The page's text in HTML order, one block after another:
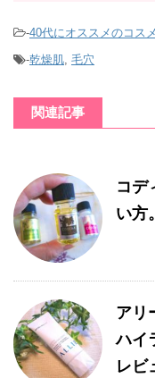
-40代にオススメのコスメ
-乾燥肌, 毛穴
関連記事
コデ
い方
アリ
ハイ
レビ